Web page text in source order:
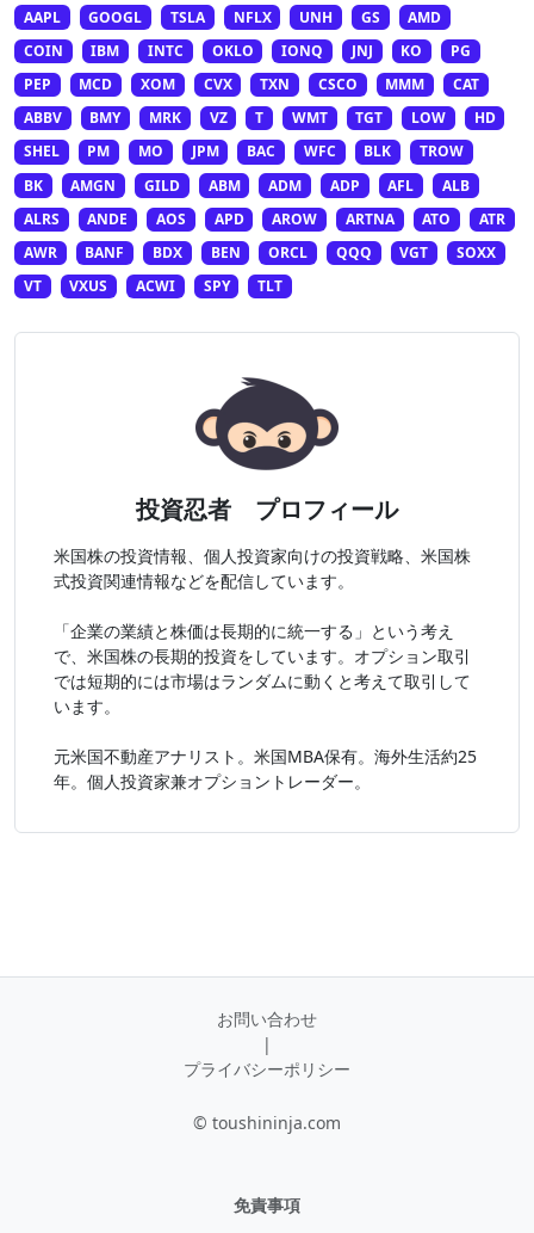
AAPL
GOOGL TSLA NFLX UNH GS
AMD
COIN
IBM INTC OKLO IONQ JNJ KO
PG
PEP
MCD XOM CVX TXN CSCO MMM
CAT
ABBV
BMY MRK VZ T WMT TGT LOW
HD
SHEL
PM MO JPM BAC WFC BLK
TROW
BK
AMGN GILD ABM ADM ADP AFL
ALB
ALRS
ANDE AOS APD AROW ARTNA ATO
ATR
AWR
BANF BDX BEN ORCL QQQ VGT
SOXX
VT
VXUS ACWI SPY TLT
投資忍者 プロフィール
米国株の投資情報、個人投資家向けの投資戦略、米国株
式投資関連情報などを配信しています。
「企業の業績と株価は長期的に統一する」という考え
で、米国株の長期的投資をしています。オプション取引
では短期的には市場はランダムに動くと考えて取引して
います。
元米国不動産アナリスト。米国MBA保有。海外生活約25
年。個人投資家兼オプショントレーダー。
お問い合わせ
|
プライバシーポリシー
© toushininja.com
免責事項